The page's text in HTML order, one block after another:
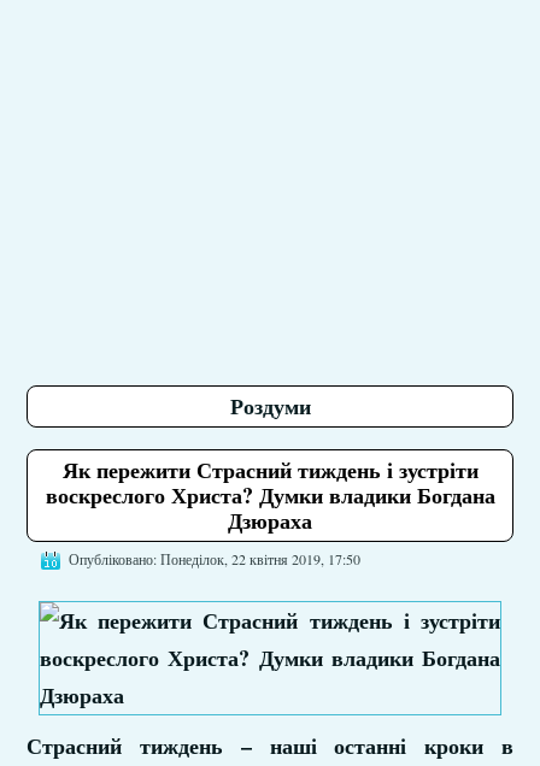
Роздуми
Як пережити Страсний тиждень і зустріти
воскреслого Христа? Думки владики Богдана
Дзюраха
Опубліковано: Понеділок, 22 квітня 2019, 17:50
Страсний тиждень – наші останні кроки в